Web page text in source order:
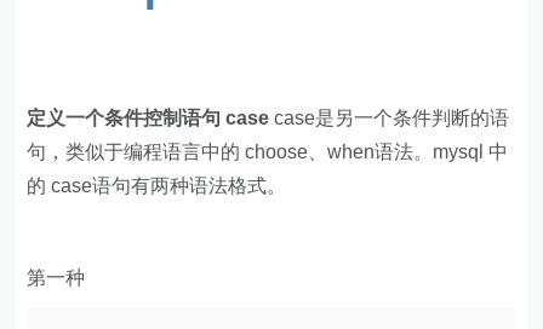
定义一个条件控制语句 case case是另一个条件判断的语
句，类似于编程语言中的 choose、when语法。mysql 中
的 case语句有两种语法格式。
第一种